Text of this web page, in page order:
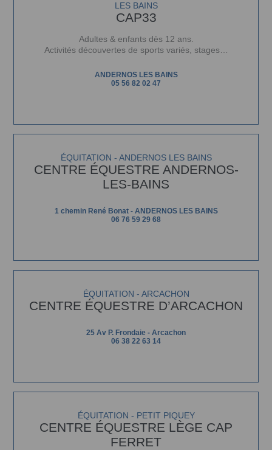
LES BAINS
CAP33
Adultes & enfants dès 12 ans.
Activités découvertes de sports variés, stages…
ANDERNOS LES BAINS
05 56 82 02 47
ÉQUITATION - ANDERNOS LES BAINS
CENTRE ÉQUESTRE ANDERNOS-
LES-BAINS
1 chemin René Bonat - ANDERNOS LES BAINS
06 76 59 29 68
ÉQUITATION - ARCACHON
CENTRE ÉQUESTRE D’ARCACHON
25 Av P. Frondaie - Arcachon
06 38 22 63 14
ÉQUITATION - PETIT PIQUEY
CENTRE ÉQUESTRE LÈGE CAP
FERRET